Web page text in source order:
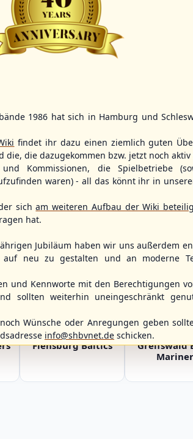
Uhr(€) Box-Score
vs. Sweden
U-23 Baseball European
B Pool 2026 - Group
WBSC Europe
11:30 Uhr(€)
Switzerland
U-23 Baseball
Championship B
Spain
Flensburg Baltics
Greifswald
1986 hat sich in Hamburg und
findet ihr dazu einen ziemlich guten
die, die dazugekommen bzw. jetzt noch aktiv
und Kommissionen, die Spielbetriebe
waren) - all das könnt ihr in
sicham weiteren Aufbau der Wiki
hat.
Jubiläum haben wir uns außerdem
auf neu zu gestalten und an moderne
und Kennworte mit den Berechtigungen
sollten weiterhin uneingeschränkt
Wünsche oder Anregungen geben
info@shbvnet.de schicken.